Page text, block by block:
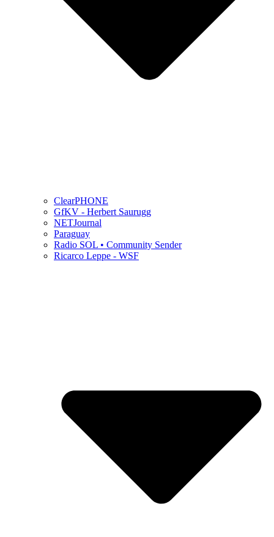
ClearPHONE
GfKV - Herbert Saurugg
NETJournal
Paraguay
Radio SOL • Community Sender
Ricarco Leppe - WSF